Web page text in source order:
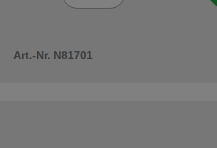
Art.-Nr. N81701